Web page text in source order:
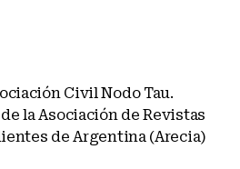
Civil Nodo Tau.
la Asociación de Revistas
de Argentina (Arecia)